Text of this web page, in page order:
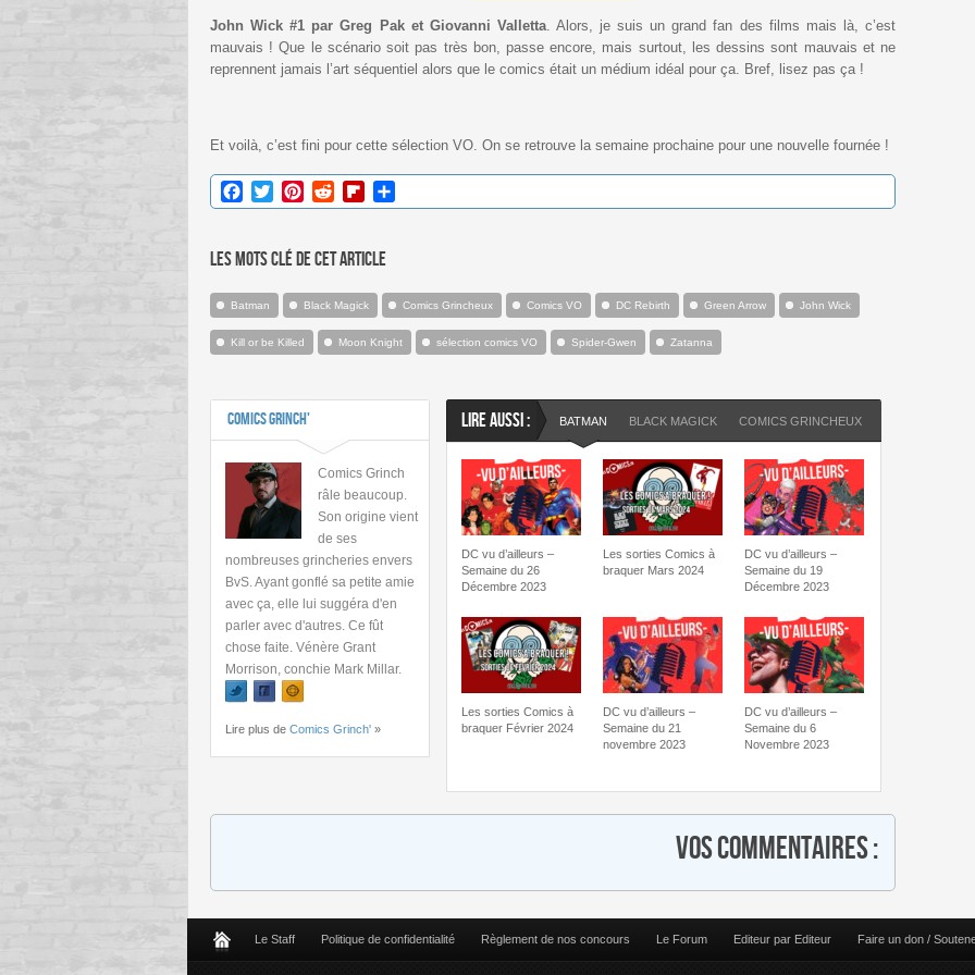
John Wick #1 par Greg Pak et Giovanni Valletta. Alors, je suis un grand fan des films mais là, c’est
mauvais ! Que le scénario soit pas très bon, passe encore, mais surtout, les dessins sont mauvais et ne
reprennent jamais l’art séquentiel alors que le comics était un médium idéal pour ça. Bref, lisez pas ça !
Et voilà, c’est fini pour cette sélection VO. On se retrouve la semaine prochaine pour une nouvelle fournée !
Facebook
TwitterPinterestRedditFlipboard
Les mots clé de cet article
Batman Black Magick Comics Grincheux Comics VO DC Rebirth Green Arrow John Wick
Kill or be Killed Moon Knight sélection comics VO Spider-Gwen Zatanna
Comics Grinch'
Comics Grinch
râle beaucoup.
Son origine vient
de ses
nombreuses grincheries envers
BvS. Ayant gonflé sa petite amie
avec ça, elle lui suggéra d'en
parler avec d'autres. Ce fût
chose faite. Vénère Grant
Morrison, conchie Mark Millar.
Lire plus de Comics Grinch' »
LIRE AUSSI : BATMAN BLACK MAGICK COMICS GRINCHEUX
DC vu d’ailleurs –
Semaine du 26
Décembre 2023
Les sorties Comics à
braquer Mars 2024
DC vu d’ailleurs –
Semaine du 19
Décembre 2023
Les sorties Comics à
braquer Février 2024
DC vu d’ailleurs –
Semaine du 21
novembre 2023
DC vu d’ailleurs –
Semaine du 6
Novembre 2023
Vos commentaires :
Le Staff Politique de confidentialité Règlement de nos concours Le Forum Editeur par Editeur Faire un don /